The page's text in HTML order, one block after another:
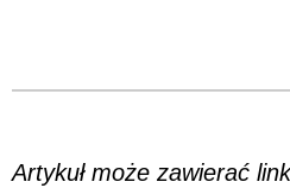
Artykuł może zawierać